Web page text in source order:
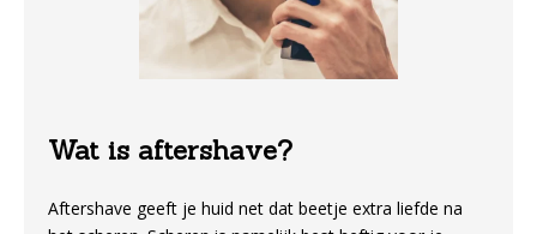
Wat is aftershave?
Aftershave geeft je huid net dat beetje extra liefde na